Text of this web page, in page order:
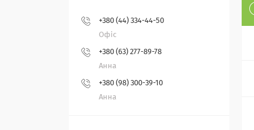
+380 (44) 334-44-50
Офіс
+380 (63) 277-89-78
Анна
+380 (98) 300-39-10
Анна